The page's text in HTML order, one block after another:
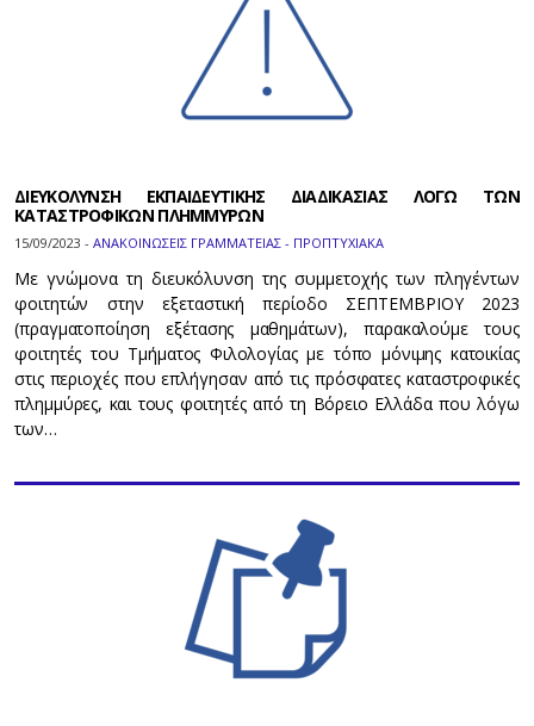
ΔΙΕΥΚΟΛΥΝΣΗ ΕΚΠΑΙΔΕΥΤΙΚΗΣ ΔΙΑΔΙΚΑΣΙΑΣ ΛΟΓΩ ΤΩΝ
ΚΑΤΑΣΤΡΟΦΙΚΩΝ ΠΛΗΜΜΥΡΩΝ
15/09/2023 - ΑΝΑΚΟΙΝΩΣΕΙΣ ΓΡΑΜΜΑΤΕΙΑΣ - ΠΡΟΠΤΥΧΙΑΚΑ
Με γνώμονα τη διευκόλυνση της συμμετοχής των πληγέντων
φοιτητών στην εξεταστική περίοδο ΣΕΠΤΕΜΒΡΙΟΥ 2023
(πραγματοποίηση εξέτασης μαθημάτων), παρακαλούμε τους
φοιτητές του Τμήματος Φιλολογίας με τόπο μόνιμης κατοικίας
στις περιοχές που επλήγησαν από τις πρόσφατες καταστροφικές
πλημμύρες, και τους φοιτητές από τη Βόρειο Ελλάδα που λόγω
των…